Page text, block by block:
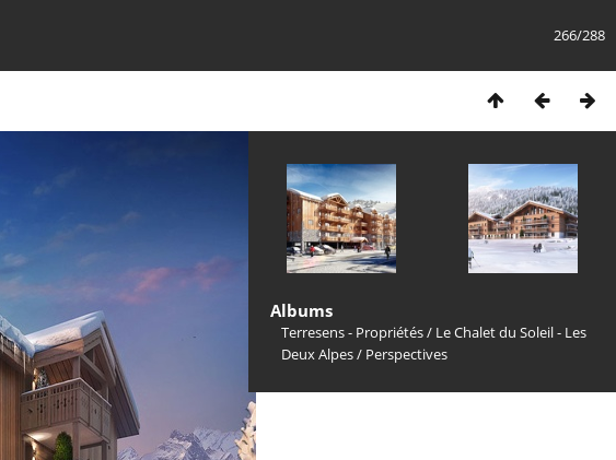
266/288
Albums
Terresens - Propriétés/ Le Chalet du Soleil - Les
Deux Alpes/ Perspectives